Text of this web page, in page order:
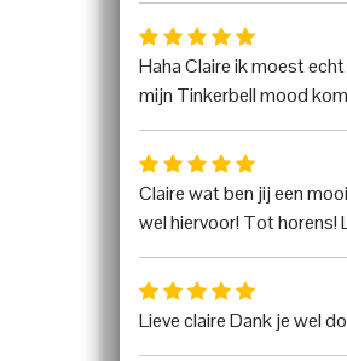
Haha Claire ik moest
mijn Tinkerbell mood
Claire wat ben jij een
wel hiervoor! Tot horens!
Lieve claire Dank je wel